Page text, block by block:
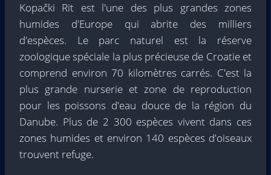
Kopački Rit est l'une des plus grandes zones
humides d'Europe qui abrite des milliers
d'espèces. Le parc naturel est la réserve
zoologique spéciale la plus précieuse de Croatie et
comprend environ 70 kilomètres carrés. C'est la
plus grande nurserie et zone de reproduction
pour les poissons d'eau douce de la région du
Danube. Plus de 2 300 espèces vivent dans ces
zones humides et environ 140 espèces d'oiseaux
trouvent refuge.